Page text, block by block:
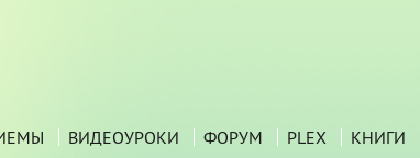
ВИДЕОУРОКИ ФОРУМ PLEX КНИГИ